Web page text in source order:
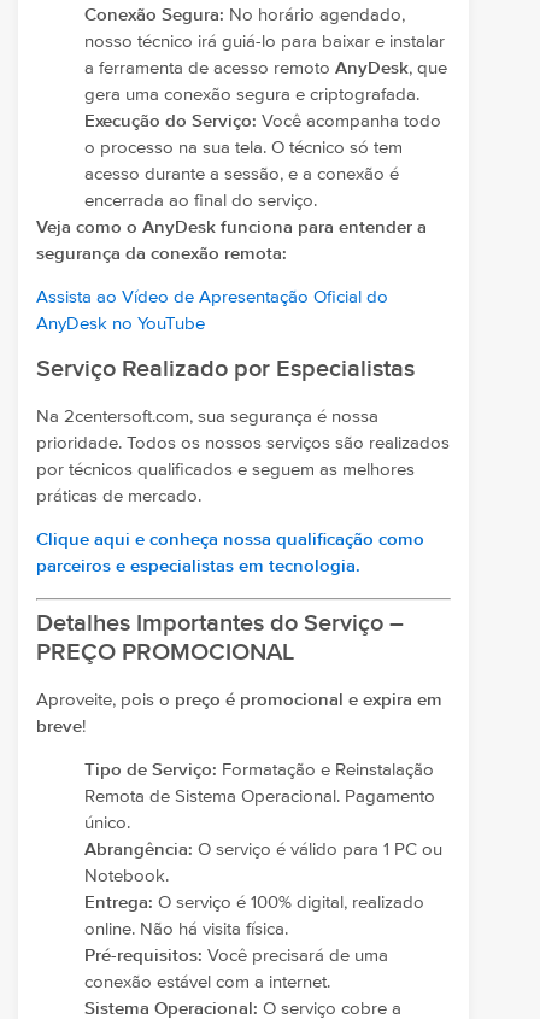
Conexão Segura: No horário agendado,
nosso técnico irá guiá-lo para baixar e instalar
a ferramenta de acesso remoto AnyDesk, que
gera uma conexão segura e criptografada.
Execução do Serviço: Você acompanha todo
o processo na sua tela. O técnico só tem
acesso durante a sessão, e a conexão é
encerrada ao final do serviço.
Veja como o AnyDesk funciona para entender a
segurança da conexão remota:
Assista ao Vídeo de Apresentação Oficial do
AnyDesk no YouTube
Serviço Realizado por Especialistas
Na 2centersoft.com, sua segurança é nossa
prioridade. Todos os nossos serviços são realizados
por técnicos qualificados e seguem as melhores
práticas de mercado.
Clique aqui e conheça nossa qualificação como
parceiros e especialistas em tecnologia.
Detalhes Importantes do Serviço –
PREÇO PROMOCIONAL
Aproveite, pois o preço é promocional e expira em
breve!
Tipo de Serviço: Formatação e Reinstalação
Remota de Sistema Operacional. Pagamento
único.
Abrangência: O serviço é válido para 1 PC ou
Notebook.
Entrega: O serviço é 100% digital, realizado
online. Não há visita física.
Pré-requisitos: Você precisará de uma
conexão estável com a internet.
Sistema Operacional: O serviço cobre a